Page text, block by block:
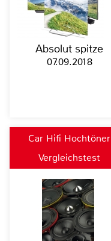
Absolut spitze
07.09.2018
Car Hifi Hochtöner
Vergleichstest